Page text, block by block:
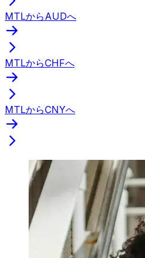
MTLからAUDへ
MTLからCHFへ
MTLからCNYへ